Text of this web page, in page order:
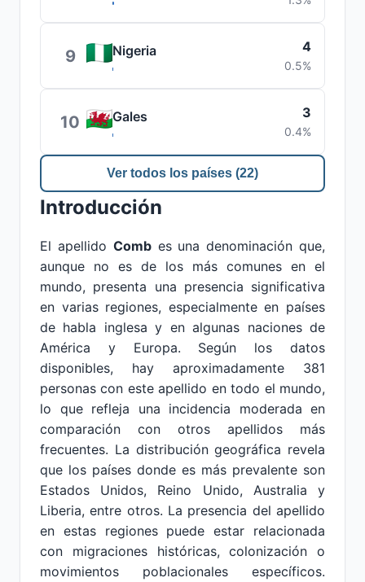
9 Nigeria 4
0.5%
10 Gales 3
0.4%
Ver todos los países (22)
Introducción
El apellido Combes una denominación que,
aunque no es de los más comunes en el
mundo, presenta una presencia significativa
en varias regiones, especialmente en países
de habla inglesa y en algunas naciones de
América y Europa. Según los datos
disponibles, hay aproximadamente 381
personas con este apellido en todo el mundo,
lo que refleja una incidencia moderada en
comparación con otros apellidos más
frecuentes. La distribución geográfica revela
que los países donde es más prevalente son
Estados Unidos, Reino Unido, Australia y
Liberia, entre otros. La presencia del apellido
en estas regiones puede estar relacionada
con migraciones históricas, colonización o
movimientos poblacionales específicos.